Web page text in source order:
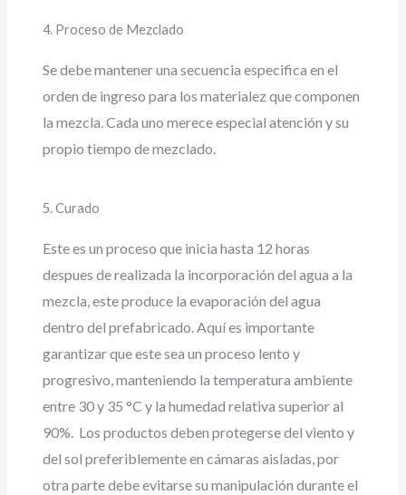
4. Proceso de Mezclado
Se debe mantener una secuencia especifica en el
orden de ingreso para los materialez que componen
la mezcla. Cada uno merece especial atención y su
propio tiempo de mezclado.
5. Curado
Este es un proceso que inicia hasta 12 horas
despues de realizada la incorporación del agua a la
mezcla, este produce la evaporación del agua
dentro del prefabricado. Aquí es importante
garantizar que este sea un proceso lento y
progresivo, manteniendo la temperatura ambiente
entre 30 y 35 °C y la humedad relativa superior al
90%. Los productos deben protegerse del viento y
del sol preferiblemente en cámaras aisladas, por
otra parte debe evitarse su manipulación durante el